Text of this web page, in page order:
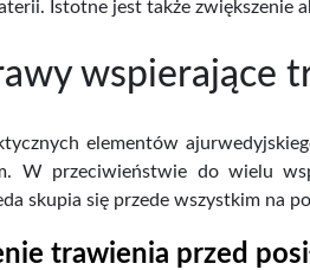
Istotne jest także
wspierające
elementów
W przeciwieństwie do wielu
skupia się przede wszystkim
trawienia przed